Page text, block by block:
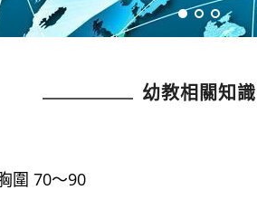
幼教相關知識
圍 70～90